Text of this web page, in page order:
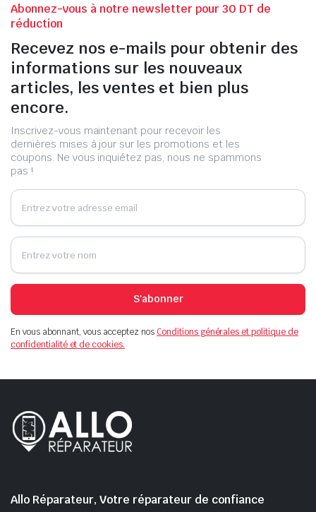
Abonnez-vous à notre newsletter pour 30 DT de
réduction
Recevez nos e-mails pour obtenir des
informations sur les nouveaux
articles, les ventes et bien plus
encore.
Inscrivez-vous maintenant pour recevoir les
dernières mises à jour sur les promotions et les
coupons. Ne vous inquiétez pas, nous ne spammons
pas !
S'abonner
En vous abonnant, vous acceptez nosConditions générales et politique de
confidentialité et de cookies.
Allo Réparateur, Votre réparateur de confiance